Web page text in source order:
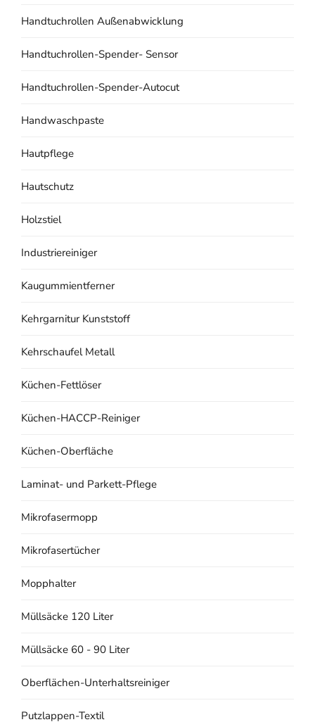
Handtuchrollen Außenabwicklung
Handtuchrollen-Spender- Sensor
Handtuchrollen-Spender-Autocut
Handwaschpaste
Hautpflege
Hautschutz
Holzstiel
Industriereiniger
Kaugummientferner
Kehrgarnitur Kunststoff
Kehrschaufel Metall
Küchen-Fettlöser
Küchen-HACCP-Reiniger
Küchen-Oberfläche
Laminat- und Parkett-Pflege
Mikrofasermopp
Mikrofasertücher
Mopphalter
Müllsäcke 120 Liter
Müllsäcke 60 - 90 Liter
Oberflächen-Unterhaltsreiniger
Putzlappen-Textil